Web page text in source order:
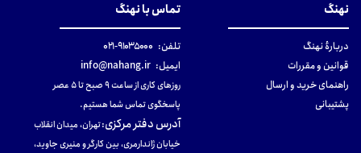
نهنگ
دربارهٔ نهنگ
قوانین و مقررات
راهنمای خرید و ارسال
پشتیبانی
تماس با نهنگ
تلفن: ۹۱۰۳۵۰۰۰-۰۲۱
ایمیل: info@nahang.ir
روزهای کاری از ساعت ۹ صبح تا ۵ عصر
پاسخگوی تماس شما هستیم.
آدرس دفتر مرکزی:تهران، میدان انقلاب
خیابان ژاندارمری، بین کارگر و منیری جاوید،